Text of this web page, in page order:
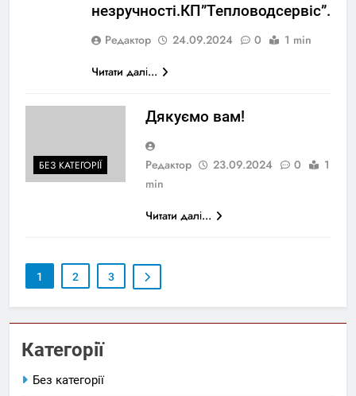
незручності.КП”Тепловодсервіс”.
Редактор 24.09.2024 0
1 min
Читати далі...
БЕЗ КАТЕГОРІЇ
Дякуємо вам!
Редактор 23.09.2024 0
1
min
Читати далі...
1 2 3
Категорії
Без категорії